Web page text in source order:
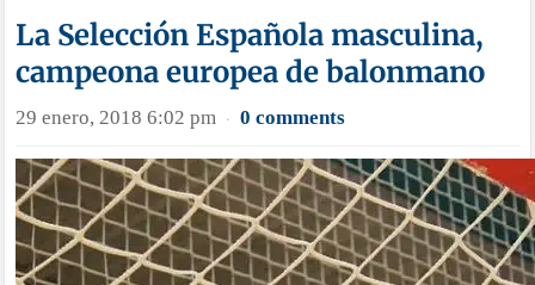
La Selección Española masculina,
campeona europea de balonmano
29 enero, 2018 6:02 pm · 0 comments